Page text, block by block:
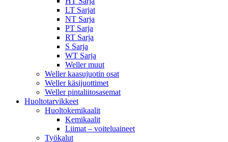
LT Sarjat
NT Sarja
PT Sarja
RT Sarja
S Sarja
WT Sarja
Weller muut
Weller kaasujuotin osat
Weller käsijuottimet
Weller pintaliitosasemat
Huoltotarvikkeet
Huoltokemikaalit
Kemikaalit
Liimat – voiteluaineet
Työkalut